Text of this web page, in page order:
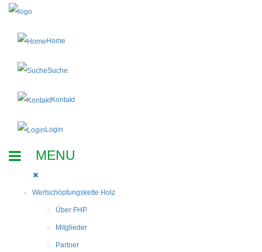
Home
Suche
Kontakt
Login
Wertschöpfungskette Holz
Über FHP
Mitglieder
Partner